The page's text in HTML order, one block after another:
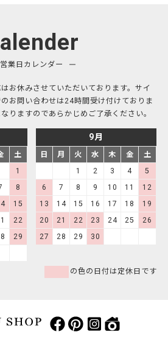
営業日カレンダー
お休みさせていただいております。サイ
お問い合わせは24時間受け付けておりま
りますのであらかじめご了承ください。
土
1
8
15
22
29
9月
日 月 火 水 木 金
土
1
2 3 4
5
6
7 8 9 10 11
12
13
14 15 16 17 18
19
20
21 22 23 24 25
26
27
28 29 30
の色の日付は定休日です